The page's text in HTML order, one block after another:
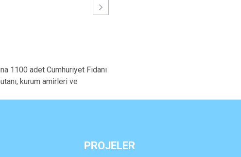
1100 adet Cumhuriyet Fidanı
kurum amirleri ve
PROJELER